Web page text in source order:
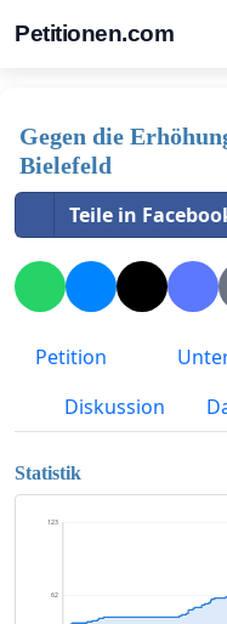
Petitionen.com
Gegen die
Bielefeld
Teile in
Petition
Diskussion
Statistik
62
123